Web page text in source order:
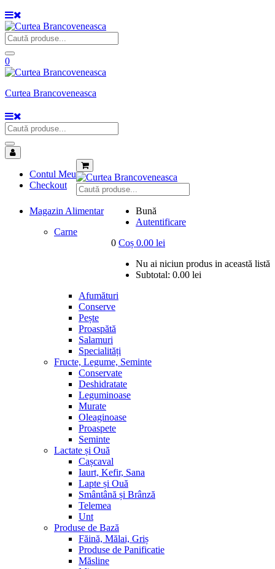
0
Curtea Brancoveneasca
Contul Meu
Checkout
Bună
Autentificare
0 Coș 0.00 lei
Nu ai niciun produs in această listă
Subtotal: 0.00 lei
Magazin Alimentar
Carne
Afumături
Conserve
Pește
Proaspătă
Salamuri
Specialități
Fructe, Legume, Seminte
Conservate
Deshidratate
Leguminoase
Murate
Oleaginoase
Proaspete
Seminte
Lactate și Ouă
Cașcaval
Iaurt, Kefir, Sana
Lapte și Ouă
Smântână și Brânză
Telemea
Unt
Produse de Bază
Făină, Mălai, Griș
Produse de Panificatie
Măsline